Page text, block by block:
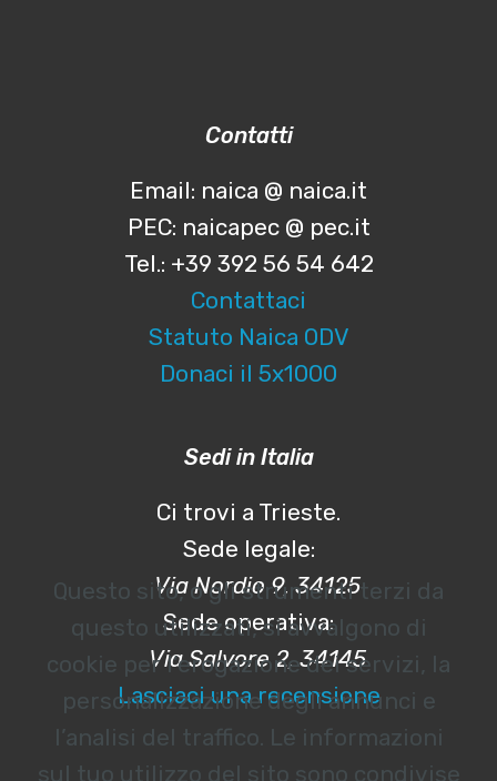
Contatti
Email: naica @ naica.it
PEC: naicapec @ pec.it
Tel.: +39 392 56 54 642
Contattaci
Statuto Naica ODV
Donaci il 5x1000
Sedi in Italia
Ci trovi a Trieste.
Sede legale:
Via Nordio 9, 34125
Sede operativa:
Via Salvore 2, 34145
Lasciaci una recensione
Questo sito, o gli strumenti terzi da
questo utilizzati, si avvalgono di
cookie per l’erogazione dei servizi, la
personalizzazione degli annunci e
l’analisi del traffico. Le informazioni
sul tuo utilizzo del sito sono condivise